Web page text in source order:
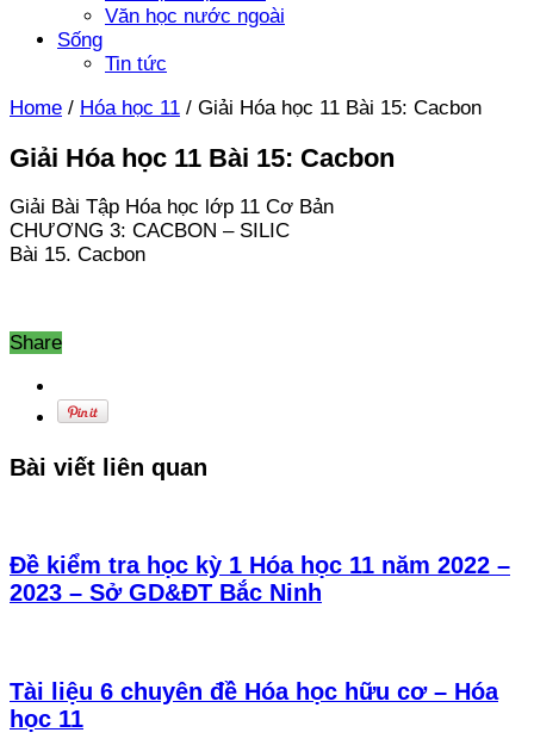
Văn học nước ngoài
Sống
Tin tức
Home / Hóa học 11 / Giải Hóa học 11 Bài 15: Cacbon
Giải Hóa học 11 Bài 15: Cacbon
Giải Bài Tập Hóa học lớp 11 Cơ Bản
CHƯƠNG 3: CACBON – SILIC
Bài 15. Cacbon
Share
Bài viết liên quan
Đề kiểm tra học kỳ 1 Hóa học 11 năm 2022 –
2023 – Sở GD&ĐT Bắc Ninh
Tài liệu 6 chuyên đề Hóa học hữu cơ – Hóa
học 11